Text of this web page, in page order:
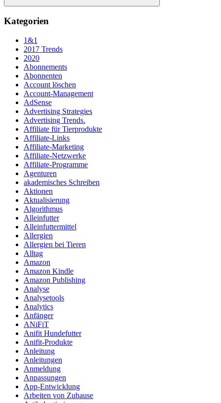
Suchen
Kategorien
1&1
2017 Trends
2020
Abonnements
Abonnenten
Account löschen
Account-Management
AdSense
Advertising Strategies
Advertising Trends.
Affiliate für Tierprodukte
Affiliate-Links
Affiliate-Marketing
Affiliate-Netzwerke
Affiliate-Programme
Agenturen
akademisches Schreiben
Aktionen
Aktualisierung
Algorithmus
Alleinfutter
Alleinfuttermittel
Allergien
Allergien bei Tieren
Alltag
Amazon
Amazon Kindle
Amazon Publishing
Analyse
Analysetools
Analytics
Anfänger
ANiFiT
Anifit Hundefutter
Anifit-Produkte
Anleitung
Anleitungen
Anmeldung
Anpassungen
App-Entwicklung
Arbeiten von Zuhause